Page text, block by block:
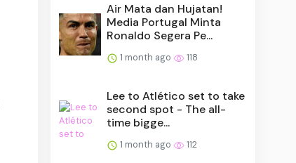
Air Mata dan Hujatan!
Media Portugal Minta
Ronaldo Segera Pe...
1 month ago 118
Lee to Atlético set to take
second spot - The all-
time bigge...
1 month ago 112